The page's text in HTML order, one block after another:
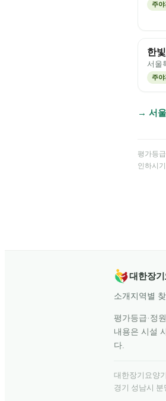
주야
한
서울
주야
→ 서
평가등
인하시
대한장
소개 지역별 찾
평가등급·정
내용은 시설
다.
대한장기요양
경기 성남시 분